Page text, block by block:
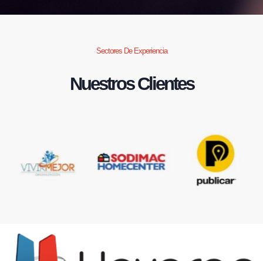
Sectores De Experiencia
Nuestros Clientes